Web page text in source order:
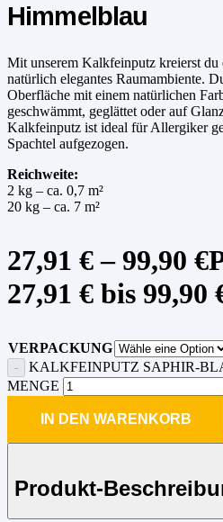
Himmelblau
Mit unserem Kalkfeinputz kreierst du
natürlich elegantes Raumambiente.
Oberfläche mit einem natürlichen
geschwämmt, geglättet oder auf
Kalkfeinputz ist ideal für Allergiker
Spachtel aufgezogen.
Reichweite:
2 kg – ca. 0,7 m²
20 kg – ca. 7 m²
27,91 € –99,90 €
27,91 € bis 99,90
VERPACKUNG
KALKFEINPUTZ SAPHIR-
MENGE
IN DEN WARENKORB
Produkt-